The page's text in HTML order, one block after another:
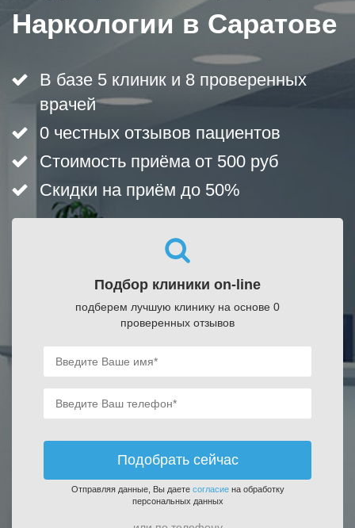
Наркологии в Саратове
В базе 5 клиник и 8 проверенных
врачей
0 честных отзывов пациентов
Стоимость приёма от 500 руб
Скидки на приём до 50%
Подбор клиники on-line
подберем лучшую клинику на основе 0
проверенных отзывов
Подобрать сейчас
Отправляя данные, Вы даете согласиена обработку
персональных данных